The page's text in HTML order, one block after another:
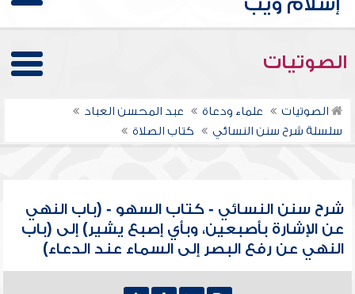
الصوتيات
الصوتيات علماء ودعاة
عبد المحسن العباد
سلسلة شرح سنن النسائي
كتاب الصلاة
شرح سنن النسائي - كتاب السهو - (باب النهي
عن الإشارة بأصبعين، وبأي إصبع يشير) إلى (باب
النهي عن رفع البصر إلى السماء عند الدعاء)